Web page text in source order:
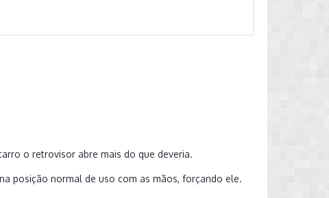
o retrovisor abre mais do que deveria.
posição normal de uso com as mãos, forçando ele.